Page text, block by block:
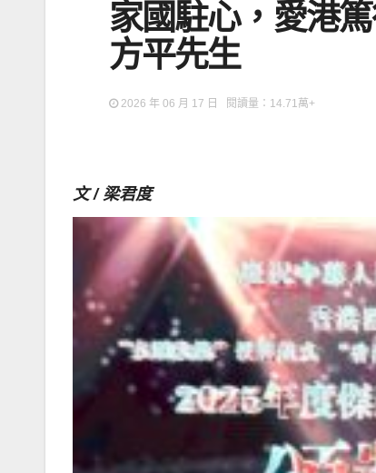
家國駐心，愛港
方平先生
2026 年 06 月 17 日 閱讀量：14.71萬+
文 / 梁君度